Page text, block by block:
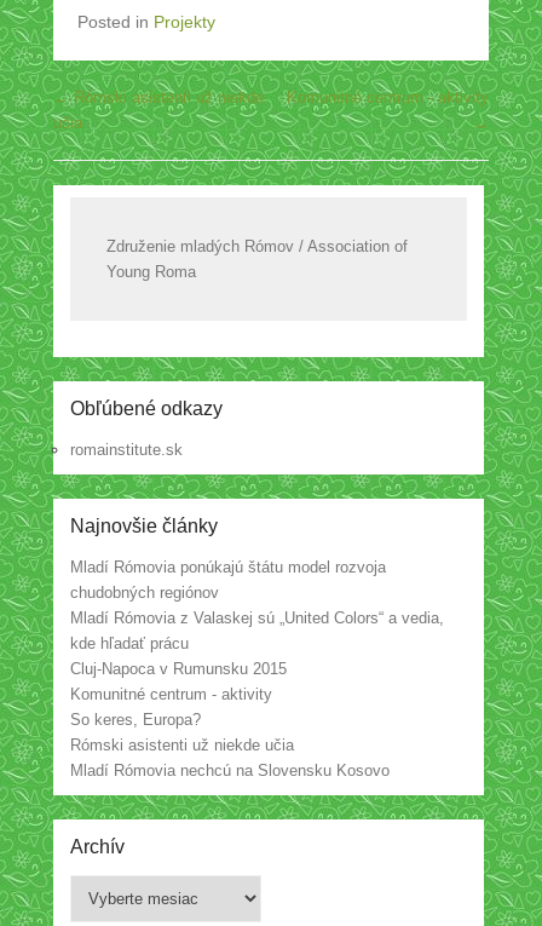
Posted in Projekty
Post navigation
←Rómski asistenti už niekde
učia
Komunitné centrum - aktivity
→
Združenie mladých Rómov / Association of
Young Roma
Obľúbené odkazy
romainstitute.sk
Najnovšie články
Mladí Rómovia ponúkajú štátu model rozvoja
chudobných regiónov
Mladí Rómovia z Valaskej sú „United Colors“ a vedia,
kde hľadať prácu
Cluj-Napoca v Rumunsku 2015
Komunitné centrum - aktivity
So keres, Europa?
Rómski asistenti už niekde učia
Mladí Rómovia nechcú na Slovensku Kosovo
Archív
Archív